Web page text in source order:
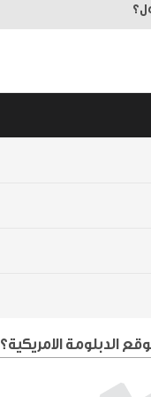
الدبلومة الامريكية؟